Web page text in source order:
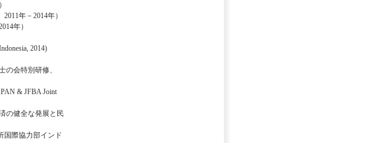
年－2014年）
年）
2014)
会特別研修、
& JFBA Joint
の健全な発展と民
国際協力部インド